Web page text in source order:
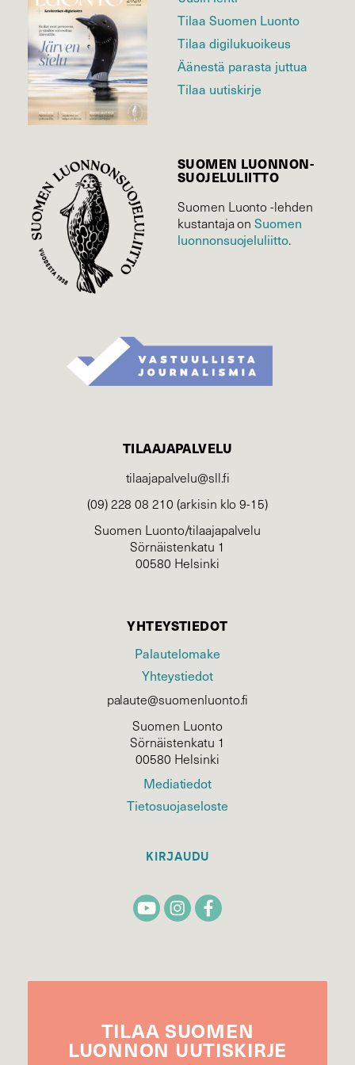
Tilaa Suomen Luonto
Tilaa digilukuoikeus
Äänestä parasta juttua
Tilaa uutiskirje
SUOMEN LUONNON­
SUOJELU­LIITTO
Suomen Luonto -lehden
kustantaja onSuomen
luonnonsuojelu­liitto.
TILAAJAPALVELU
tilaajapalvelu@sll.fi
(09) 228 08 210 (arkisin klo 9-15)
Suomen Luonto/tilaajapalvelu
Sörnäistenkatu 1
00580 Helsinki
YHTEYSTIEDOT
Palautelomake
Yhteystiedot
palaute@suomenluonto.fi
Suomen Luonto
Sörnäistenkatu 1
00580 Helsinki
Mediatiedot
Tietosuojaseloste
KIRJAUDU
TILAA SUOMEN
LUONNON UUTIS­KIRJE